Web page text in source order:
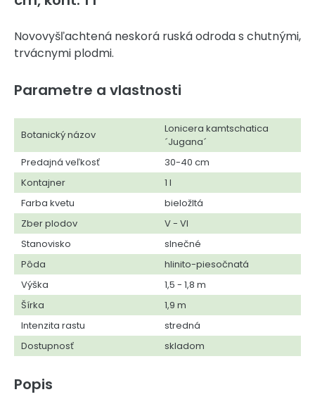
Novovyšľachtená neskorá ruská odroda s chutnými,
trvácnymi plodmi.
Parametre a vlastnosti
Botanický názov
Lonicera kamtschatica
´Jugana´
Predajná veľkosť
30-40 cm
Kontajner
1 l
Farba kvetu
bieložltá
Zber plodov
V - VI
Stanovisko
slnečné
Pôda
hlinito-piesočnatá
Výška
1,5 - 1,8 m
Šírka
1,9 m
Intenzita rastu
stredná
Dostupnosť
skladom
Popis